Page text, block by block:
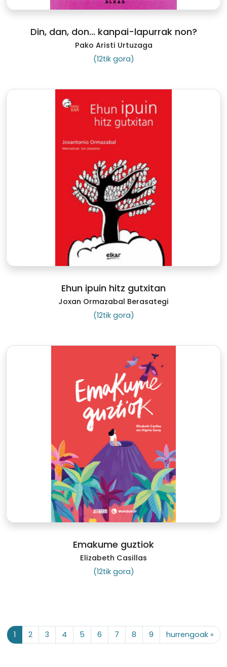
Din, dan, don... kanpai-lapurrak non?
Pako Aristi Urtuzaga
(12tik gora)
Ehun ipuin hitz gutxitan
Joxan Ormazabal Berasategi
(12tik gora)
Emakume guztiok
Elizabeth Casillas
(12tik gora)
1 2 3 4 5 6 7 8 9 hurrengoak »